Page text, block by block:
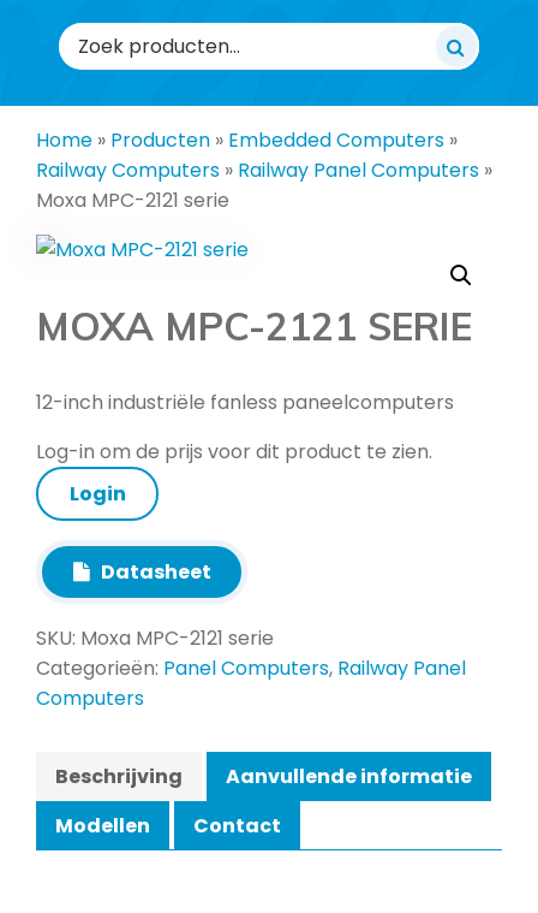
Zoeken
naar:
Home » Producten » Embedded Computers »
Railway Computers » Railway Panel Computers »
Moxa MPC-2121 serie
MOXA MPC-2121 SERIE
12-inch industriële fanless paneelcomputers
Log-in om de prijs voor dit product te zien.
Login
Datasheet
SKU: Moxa MPC-2121 serie
Categorieën: Panel Computers, Railway Panel
Computers
Beschrijving
Aanvullende informatie
Modellen
Contact